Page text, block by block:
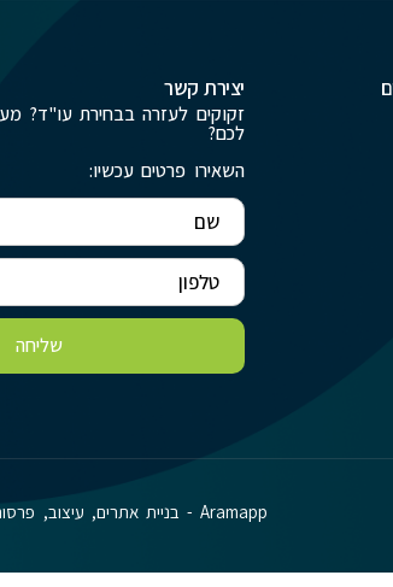
יצירת קשר
זקוקים לעזרה בבחירת עו"ד?
לכם?
השאירו פרטים עכשיו:
שליחה
Aramapp - בניית אתרים, עיצוב, פרסום